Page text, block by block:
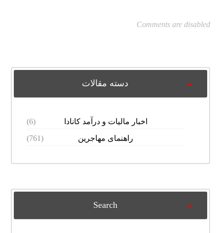
Comments are disabled
دسته مقالات
اخبار مالیات و درآمد کانادا
(6)
راهنمای مهاجرین
(761)
Search